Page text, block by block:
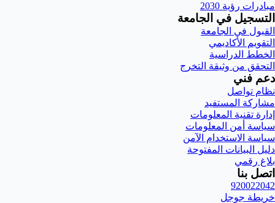
مبادرات رؤية 2030
التسجيل في الجامعة
القبول في الجامعة
التقويم الأكاديمي
الخطط الدراسية
التحقق من وثيقة التخرج
دعم فني
نظام تواصل
مشاركة المستفيد
إدارة تقنية المعلومات
سياسة أمن المعلومات
سياسة الاستخدام الآمن
دليل البيانات المفتوحة
بلاغ رقمي
اتصل بنا
920022042
خريطة جوجل